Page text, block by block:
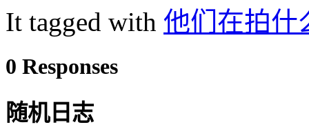
It tagged with 他们在拍什
0 Responses
随机日志